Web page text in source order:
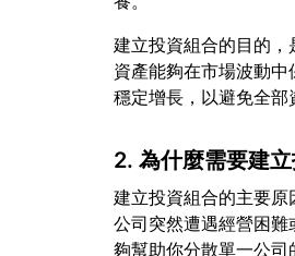
建立投資組合的目的
資產能夠在市場波動
2. 為什麼需要建
建立投資組合的主要
公司突然遭遇經營困